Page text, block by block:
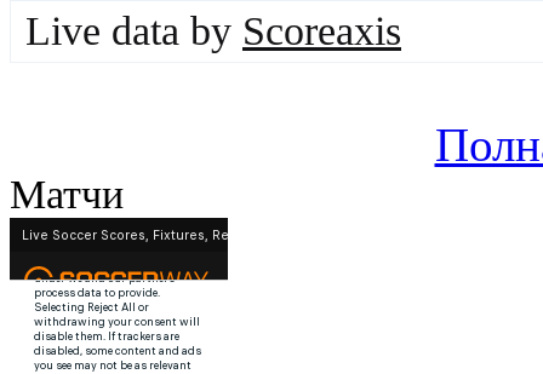
Live data by Scoreaxis
Матчи